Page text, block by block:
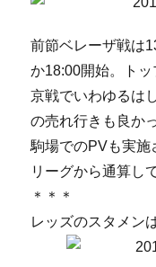
前節ベレーザ戦は
か18:00開始。ト
京戦でいわゆるは
の売れ行きも良か
駒場でのPVも実施
リーグから通算し
＊＊＊
レッズのスタメン